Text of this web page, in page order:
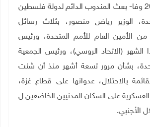
نيويورك 9-7-2024 وفا- بعث المندوب الدائم لدولة فلسطين
الوزير رياض منصور، بثلاث رسائل
الأمين العام للأمم المتحدة، ورئيس
(الاتحاد الروسي)، ورئيس الجمعية
بشأن مرور تسعة أشهر منذ أن شنت
بالاحتلال، عدوانها على قطاع غزة،
على السكان المدنيين الخاضعين ل